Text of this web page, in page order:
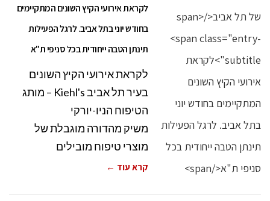
לקראת אירועי הקיץ השונים המתקיימים
בחודש יוני בתל אביב. לרגל הפעילות
תינתן הטבה ייחודית בכל סניפי ת"א
לקראת אירועי הקיץ השונים
בעיר תל אביב Kiehl's – מותג
הטיפוח הניו-יורקי
משיק מהדורה מוגבלת של
מוצרי טיפוח מובילים
קרא עוד ←